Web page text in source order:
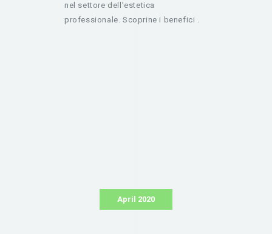
nel settore dell’estetica
professionale. Scoprine i benefici .
April 2020